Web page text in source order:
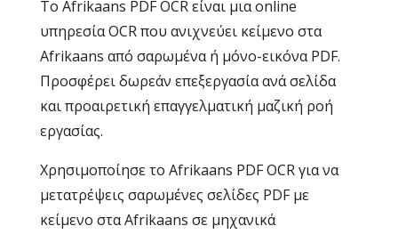
Το Afrikaans PDF OCR είναι μια online
υπηρεσία OCR που ανιχνεύει κείμενο στα
Afrikaans από σαρωμένα ή μόνο-εικόνα PDF.
Προσφέρει δωρεάν επεξεργασία ανά σελίδα
και προαιρετική επαγγελματική μαζική ροή
εργασίας.
Χρησιμοποίησε το Afrikaans PDF OCR για να
μετατρέψεις σαρωμένες σελίδες PDF με
κείμενο στα Afrikaans σε μηχανικά